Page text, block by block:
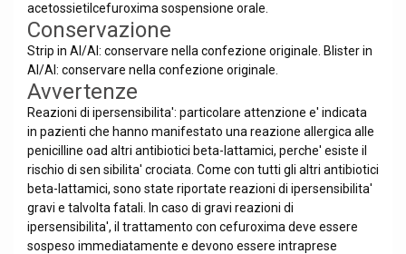
acetossietilcefuroxima sospensione orale.
Conservazione
Strip in Al/Al: conservare nella confezione originale. Blister in
Al/Al: conservare nella confezione originale.
Avvertenze
Reazioni di ipersensibilita': particolare attenzione e' indicata
in pazienti che hanno manifestato una reazione allergica alle
penicilline oad altri antibiotici beta-lattamici, perche' esiste il
rischio di sen sibilita' crociata. Come con tutti gli altri antibiotici
beta-lattamici, sono state riportate reazioni di ipersensibilita'
gravi e talvolta fatali. In caso di gravi reazioni di
ipersensibilita', il trattamento con cefuroxima deve essere
sospeso immediatamente e devono essere intraprese